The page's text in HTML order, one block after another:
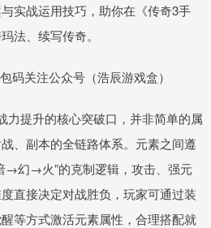
实战运用技巧，助你在《传奇3手
法、续写传奇。
码关注公众号（浩辰游戏盒）
力提升的核心突破口，并非简单的属
、副本的全链路体系。元素之间遵
→火”的克制逻辑，攻击、强元
直接决定对战胜负，玩家可通过装
等方式激活元素属性，合理搭配就